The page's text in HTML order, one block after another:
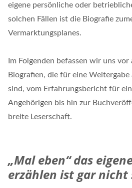
eigene persönliche oder
solchen Fällen ist die Biografie
Vermarktungsplanes.
Im Folgenden befassen wir uns
Biografien, die für eine
sind, vom Erfahrungsbericht für
Angehörigen bis hin zur
breite Leserschaft.
„Mal eben“ das
erzählen ist gar nicht